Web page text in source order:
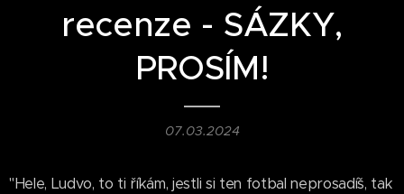
recenze - SÁZKY,
PROSÍM!
07.03.2024
"Hele, Ludvo, to ti říkám, jestli si ten fotbal neprosadíš, tak